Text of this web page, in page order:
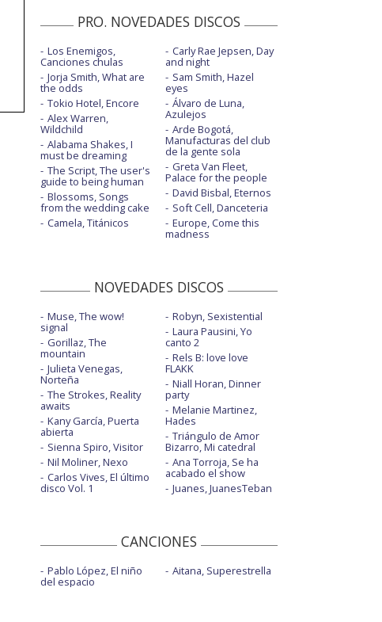
Show me love - con Miguel
Show me love - con Miguel - directo
So done - con Khalid
Time machine
Underdog
Underdog - BBC Radio 1 Live Lounge
Underdog - Graham Norton Performance
Underdog - Nicky Jam & Rauw Alejandro
Underdog - remix con Chronixx y Protoje
Underdog - The Ellen Show
PRO. NOVEDADES DISCOS
Los Enemigos,
Canciones chulas
Jorja Smith, What are
the odds
Tokio Hotel, Encore
Alex Warren,
Wildchild
Alabama Shakes, I
must be dreaming
The Script, The user's
guide to being human
Blossoms, Songs
from the wedding cake
Camela, Titánicos
Carly Rae Jepsen, Day
and night
Sam Smith, Hazel
eyes
Álvaro de Luna,
Azulejos
Arde Bogotá,
Manufacturas del club
de la gente sola
Greta Van Fleet,
Palace for the people
David Bisbal, Eternos
Soft Cell, Danceteria
Europe, Come this
madness
NOVEDADES DISCOS
Muse, The wow!
signal
Gorillaz, The
mountain
Julieta Venegas,
Norteña
The Strokes, Reality
awaits
Kany García, Puerta
abierta
Sienna Spiro, Visitor
Nil Moliner, Nexo
Carlos Vives, El último
disco Vol. 1
Robyn, Sexistential
Laura Pausini, Yo
canto 2
Rels B: love love
FLAKK
Niall Horan, Dinner
party
Melanie Martinez,
Hades
Triángulo de Amor
Bizarro, Mi catedral
Ana Torroja, Se ha
acabado el show
Juanes, JuanesTeban
CANCIONES
Pablo López, El niño
del espacio
Aitana, Superestrella